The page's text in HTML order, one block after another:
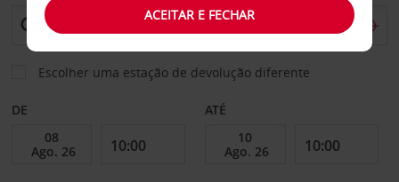
Escolher uma estação de devolução diferente
DE ATÉ
ACEITAR E FECHAR